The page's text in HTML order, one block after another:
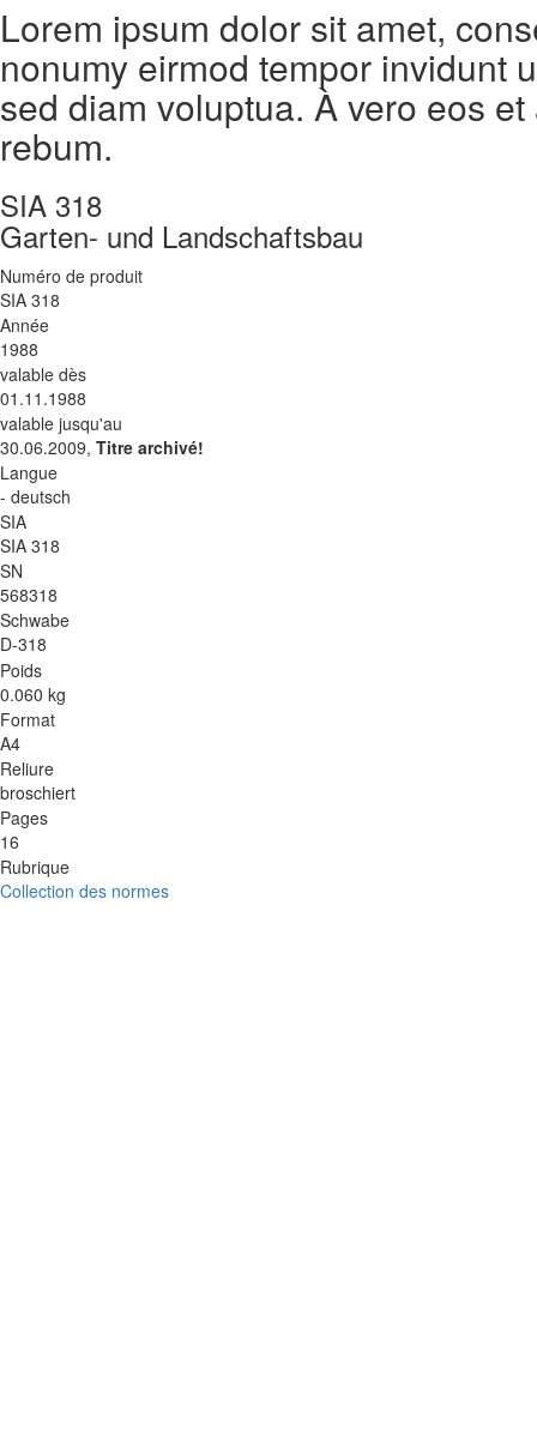
Lorem ipsum dolor sit amet,
nonumy eirmod tempor invidunt
sed diam voluptua. À vero eos
rebum.
SIA 318
Garten- und Landschaftsbau
Numéro de produit
SIA 318
Année
1988
valable dès
01.11.1988
valable jusqu'au
30.06.2009, Titre archivé!
Langue
- deutsch
SIA
SIA 318
SN
568318
Schwabe
D-318
Poids
0.060 kg
Format
A4
Reliure
broschiert
Pages
16
Rubrique
Collection des normes